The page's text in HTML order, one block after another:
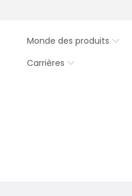
Monde des produits
Carrières